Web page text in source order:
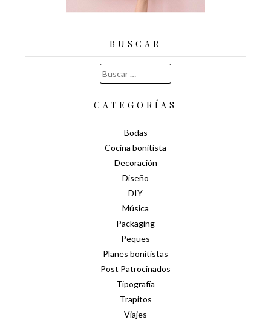
BUSCAR
Buscar:
CATEGORÍAS
Bodas
Cocina bonitista
Decoración
Diseño
DIY
Música
Packaging
Peques
Planes bonitistas
Post Patrocinados
Tipografía
Trapitos
Viajes